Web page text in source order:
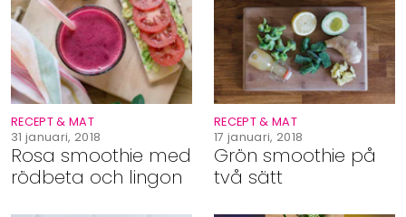
Relationer
Handarbete
Video
Hem
Om Anna María
Kategorier
Arkiv
Kontakt
Rosa smoothie med
rödbeta och lingon
RECEPT & MAT
31 januari, 2018
Grön smoothie på
två sätt
RECEPT & MAT
17 januari, 2018